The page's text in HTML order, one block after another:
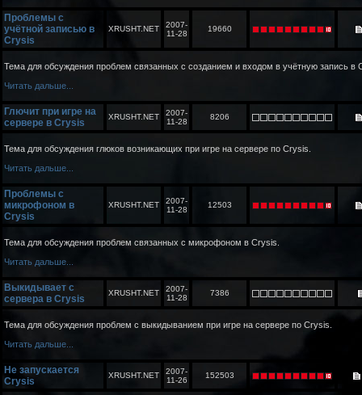
Проблемы с
учётной записью в
Crysis
XRUSHT.NET
2007-
11-28
19660
Тема для обсуждения проблем связанных с созданием и входом в учётную запись в
Читать дальше...
Глючит при игре на
сервере в Crysis
XRUSHT.NET
2007-
11-28
8206
Тема для обсуждения глюков возникающих при игре на сервере по Crysis.
Читать дальше...
Проблемы с
микрофоном в
Crysis
XRUSHT.NET
2007-
11-28
12503
Тема для обсуждения проблем связанных с микрофоном в Crysis.
Читать дальше...
Выкидывает с
сервера в Crysis
XRUSHT.NET
2007-
11-28
7386
Тема для обсуждения проблем с выкидыванием при игре на сервере по Crysis.
Читать дальше...
Не запускается
Crysis
XRUSHT.NET
2007-
11-26
152503